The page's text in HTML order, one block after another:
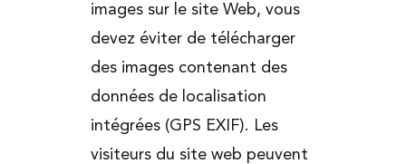
images sur le site Web, vous
devez éviter de télécharger
des images contenant des
données de localisation
intégrées (GPS EXIF). Les
visiteurs du site web peuvent